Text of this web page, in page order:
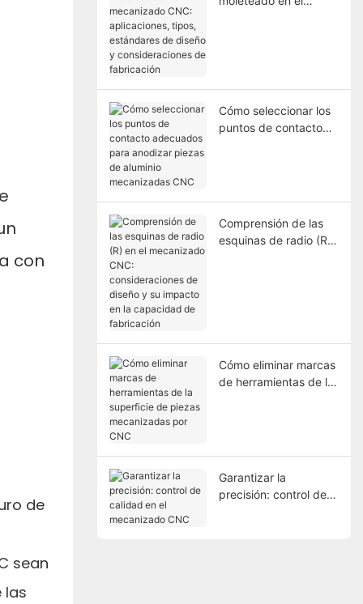
con
de
sean
las
Cómo seleccionar los
puntos de contacto
Comprensión de las
esquinas de radio (R)
fabricación
Cómo eliminar marcas
de herramientas de la
Garantizar la
precisión: control de